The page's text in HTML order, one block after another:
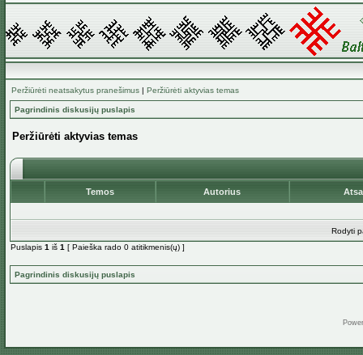
Peržiūrėti neatsakytus pranešimus | Peržiūrėti aktyvias temas
Pagrindinis diskusijų puslapis
Peržiūrėti aktyvias temas
Temos Autorius
Rodyti
Puslapis 1 iš 1 [ Paieška rado 0 atitikmenis(ų) ]
Pagrindinis diskusijų puslapis